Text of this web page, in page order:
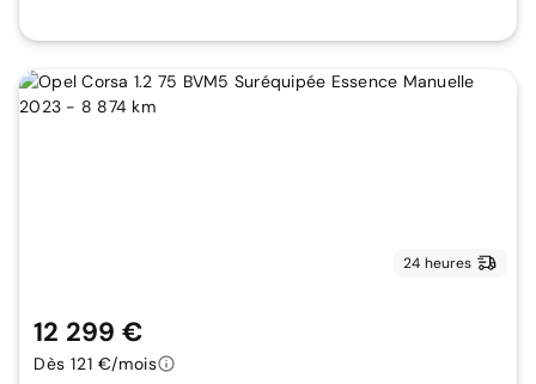
24 heures
12 299 €
Dès 121 €/mois